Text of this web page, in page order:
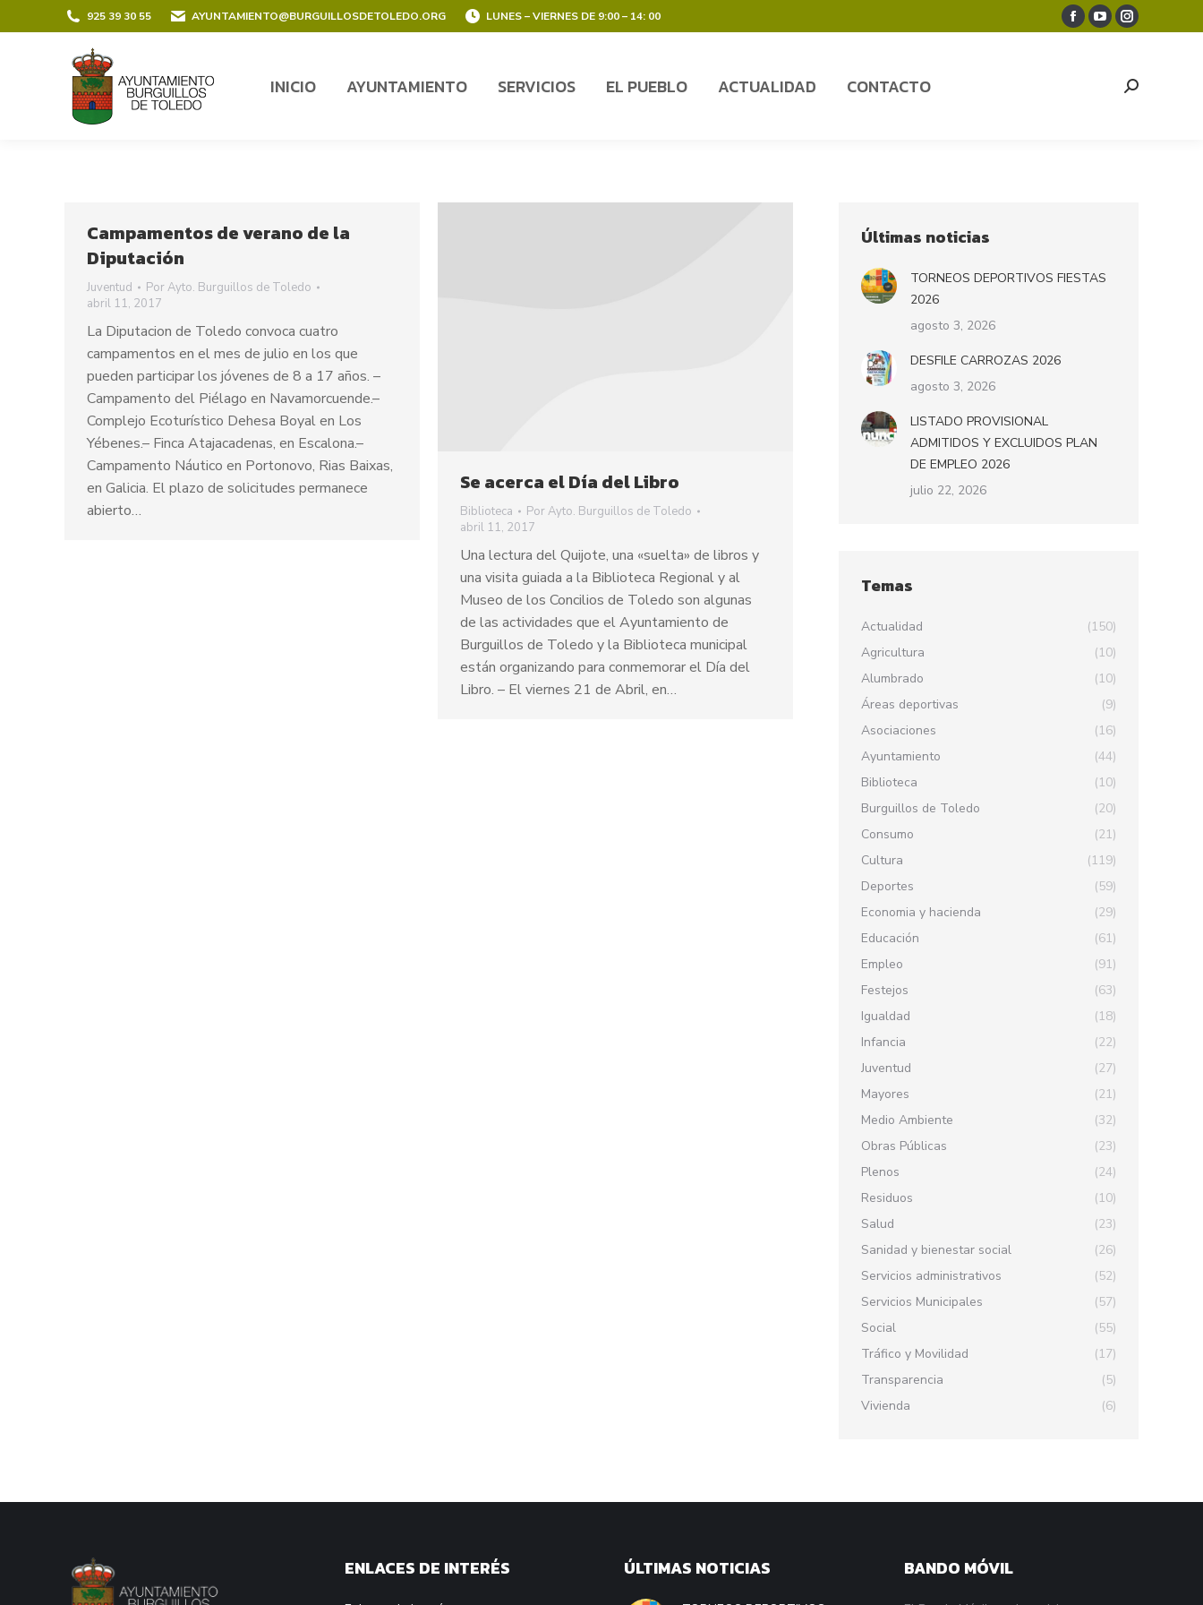
925 39 30 55 AYUNTAMIENTO@BURGUILLOSDETOLEDO.ORG LUNES – VIERNES DE 9:00 – 14: 00
Facebook
YouTubeInstagram
in
INICIO AYUNTAMIENTO SERVICIOS EL PUEBLO ACTUALIDAD CONTACTO Search:
Campamentos de verano de la
Diputación
Juventud PorAyto. Burguillos de Toledo
abril 11, 2017
La Diputacion de Toledo convoca cuatro
campamentos en el mes de julio en los que
pueden participar los jóvenes de 8 a 17 años. –
Campamento del Piélago en Navamorcuende.–
Complejo Ecoturístico Dehesa Boyal en Los
Yébenes.– Finca Atajacadenas, en Escalona.–
Campamento Náutico en Portonovo, Rias Baixas,
en Galicia. El plazo de solicitudes permanece
abierto…
Se acerca el Día del Libro
Biblioteca PorAyto. Burguillos de Toledo
abril 11, 2017
Una lectura del Quijote, una «suelta» de libros y
una visita guiada a la Biblioteca Regional y al
Museo de los Concilios de Toledo son algunas
de las actividades que el Ayuntamiento de
Burguillos de Toledo y la Biblioteca municipal
están organizando para conmemorar el Día del
Libro. – El viernes 21 de Abril, en…
Últimas noticias
TORNEOS DEPORTIVOS FIESTAS
2026
agosto 3, 2026
DESFILE CARROZAS 2026
agosto 3, 2026
LISTADO PROVISIONAL
ADMITIDOS Y EXCLUIDOS PLAN
DE EMPLEO 2026
julio 22, 2026
Temas
Actualidad
(150)
Agricultura
(10)
Alumbrado
(10)
Áreas deportivas
(9)
Asociaciones
(16)
Ayuntamiento
(44)
Biblioteca
(10)
Burguillos de Toledo
(20)
Consumo
(21)
Cultura
(119)
Deportes
(59)
Economia y hacienda
(29)
Educación
(61)
Empleo
(91)
Festejos
(63)
Igualdad
(18)
Infancia
(22)
Juventud
(27)
Mayores
(21)
Medio Ambiente
(32)
Obras Públicas
(23)
Plenos
(24)
Residuos
(10)
Salud
(23)
Sanidad y bienestar social
(26)
Servicios administrativos
(52)
Servicios Municipales
(57)
Social
(55)
Tráfico y Movilidad
(17)
Transparencia
(5)
Vivienda
(6)
ENLACES DE INTERÉS ÚLTIMAS NOTICIAS BANDO MÓVIL
INICIO AYUNTAMIENTO SERVICIOS EL PUEBLO ACTUALIDAD CONTACTO